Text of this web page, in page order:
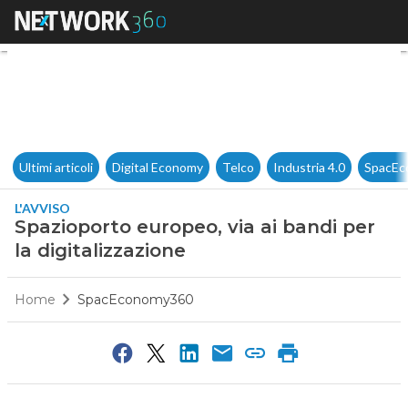
Spazioporto europeo, via ai
Ultimi articoli Digital Economy Telco Industria 4.0
L'AVVISO
Spazioporto europeo, via ai bandi per
la digitalizzazione
Home SpacEconomy360